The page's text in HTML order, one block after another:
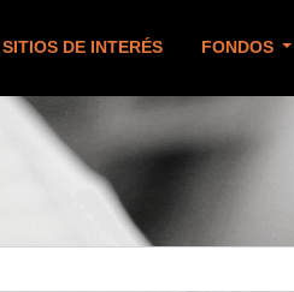
SITIOS DE INTERÉS FONDOS